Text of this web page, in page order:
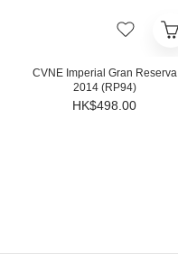
CVNE Imperial Gran Reserva
2014 (RP94)
HK$498.00